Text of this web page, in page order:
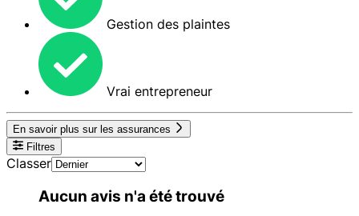
Gestion des plaintes
Vrai entrepreneur
En savoir plus sur les assurances
Filtres
Classer
Aucun avis n'a été trouvé